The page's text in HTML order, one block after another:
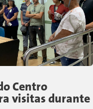
Centro
visitas durante